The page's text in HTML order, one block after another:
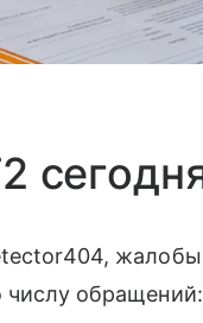
жалобы
числу обращений: